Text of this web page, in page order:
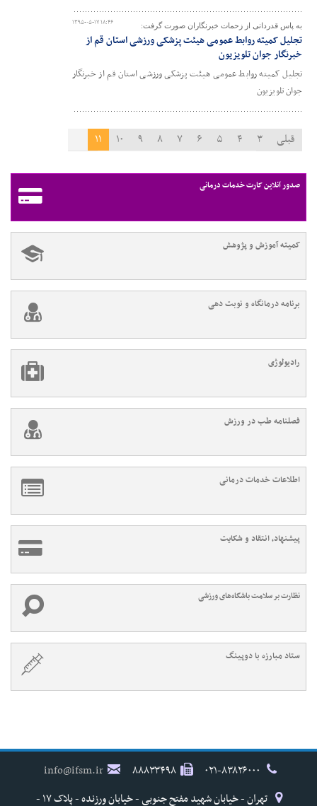
۱۳۹۵-۰۵-۱۷ ۱۸:۴۶ به پاس قدردانی از زحمات خبرنگاران صورت گرفت:
تجلیل کمیته روابط عمومی هیئت پزشکی ورزشی استان قم از
خبرنگار جوان تلویزیون
تجلیل کمیته روابط عمومی هیئت پزشکی ورزشی استان قم از خبرنگار
جوان تلویزیون
قبلی ۳ ۴ ۵ ۶ ۷ ۸ ۹ ۱۰
۱۱
صدور آنلاین کارت خدمات درمانی
کمیته آموزش و پژوهش
برنامه درمانگاه و نوبت دهی
رادیولوژی
فصلنامه طب در ورزش
اطلاعات خدمات درمانی
پیشنهاد، انتقاد و شکایت
نظارت بر سلامت باشگاه‌های ورزشی
ستاد مبارزه با دوپینگ
۸۸۸۳۳۴۹۸
info@ifsm.ir
تهران - خیابان شهید مفتح جنوبی - خیابان ورزنده - پلاک ۱۷ -